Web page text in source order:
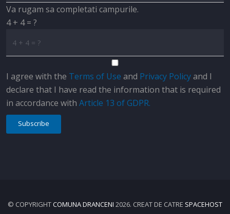
Va rugam sa completati campurile.
4 + 4 = ?
I agree with the Terms of Use and Privacy Policyand I
declare that I have read the information that is required
in accordance with Article 13 of GDPR.
Subscribe
© COPYRIGHTCOMUNA DRANCENI 2026. CREAT DE CATRE SPACEHOST